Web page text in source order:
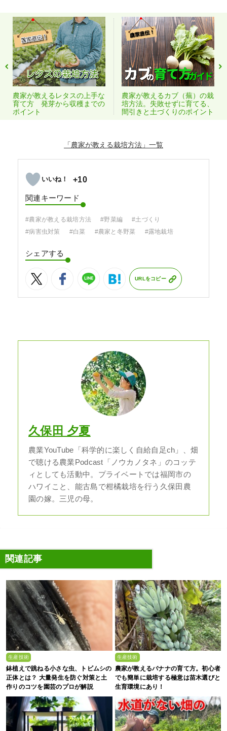
農家が教えるレタスの上手な
育て方 発芽から収穫までの
ポイント
農家が教えるカブ（蕪）の栽
培方法。失敗せずに育てる、
間引きと土づくりのポイント
「農家が教える栽培方法」
+10
関連キーワード
#農家が教える栽培方法 #野菜編
#土づくり
#病害虫対策
#白菜 #農家と冬野菜 #露地栽培
シェアする
URLをコピー
久保田 夕夏
農業YouTube「科学的に楽しく自給自足ch」、畑
で聴ける農業Podcast「ノウカノタネ」のコッテ
ィとしても活動中。プライベートでは福岡市の
ハワイこと、能古島で柑橘栽培を行う久保田農
園の嫁。三児の母。
関連記事
生産技術
鉢植えで跳ねる小さな虫、トビムシの
正体とは？ 大量発生を防ぐ対策と土
作りのコツを園芸のプロが解説
生産技術
農家が教えるバナナの育て方。初心者
でも簡単に栽培する極意は苗木選びと
生育環境にあり！